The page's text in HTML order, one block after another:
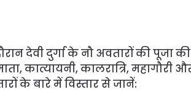
देवी दुर्गा के नौ अवतारों की पूजा
कात्यायनी, कालरात्रि, महागौरी
के बारे में विस्तार से जानें: